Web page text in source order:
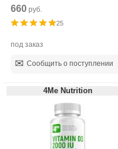
660руб.
25
под заказ
Сообщить о поступлении
4Me Nutrition